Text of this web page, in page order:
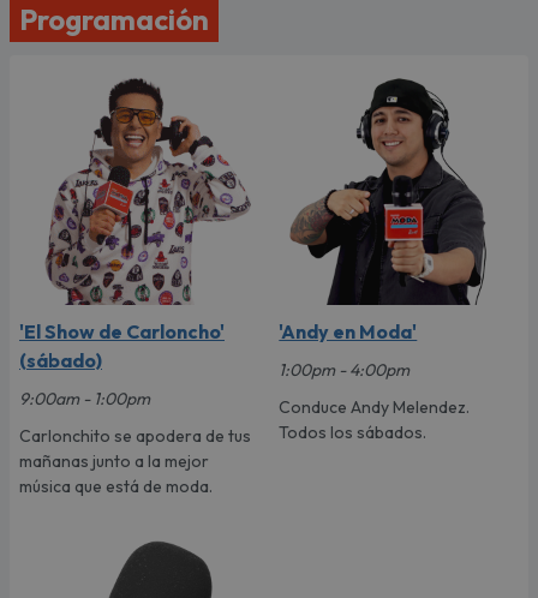
Programación
'El Show de Carloncho'
(sábado)
9:00am - 1:00pm
Carlonchito se apodera de tus
mañanas junto a la mejor
música que está de moda.
'Andy en Moda'
1:00pm - 4:00pm
Conduce Andy Melendez.
Todos los sábados.